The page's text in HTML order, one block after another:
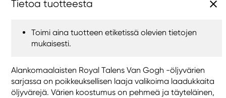
Tietoa tuotteesta
Toimi aina tuotteen etiketissä olevien tietojen
mukaisesti.
Alankomaalaisten Royal Talens Van Gogh -öljyvärien
sarjassa on poikkeuksellisen laaja valikoima laadukkaita
öljyvärejä. Värien koostumus on pehmeä ja täyteläinen,